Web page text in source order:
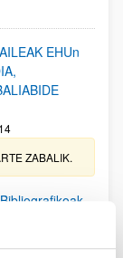
EHUn
ZABALIK.